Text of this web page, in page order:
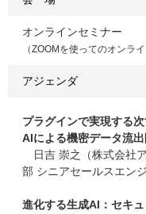
オンラインセミナー
（ZOOMを使ってのオンラ
アジェンダ
プラグインで実現する
AIによる機密データ流
日吉 崇之（株式会社
部 シニアセールスエンジ
進化する生成AI：セキ